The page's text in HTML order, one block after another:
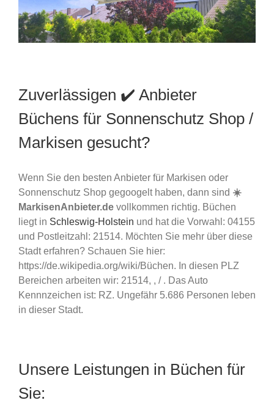
Zuverlässigen ✔️ Anbieter
Büchens für Sonnenschutz Shop /
Markisen gesucht?
Wenn Sie den besten Anbieter für Markisen oder
Sonnenschutz Shop gegoogelt haben, dann sind ☀️
MarkisenAnbieter.de vollkommen richtig. Büchen
liegt in Schleswig-Holstein und hat die Vorwahl: 04155
und Postleitzahl: 21514. Möchten Sie mehr über diese
Stadt erfahren? Schauen Sie hier:
https://de.wikipedia.org/wiki/Büchen. In diesen PLZ
Bereichen arbeiten wir: 21514, , / . Das Auto
Kennnzeichen ist: RZ. Ungefähr 5.686 Personen leben
in dieser Stadt.
Unsere Leistungen in Büchen für
Sie: